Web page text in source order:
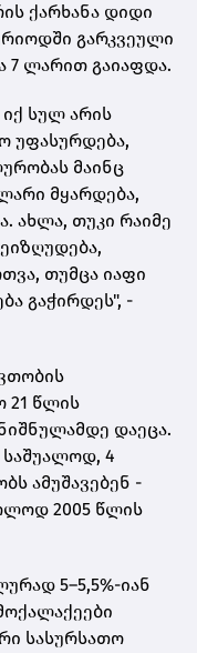
ქარხანა დიდი
გარკვეული
7 ლარით გაიაფდა.
სულ არის
უფასურდება,
მაინც
მყარდება,
ახლა, თუკი რაიმე
თუმცა იაფი
გაჭირდეს", -
21 წლის
დაეცა.
საშუალოდ, 4
ამუშავებენ -
2005 წლის
5–5,5%-იან
სასურსათო